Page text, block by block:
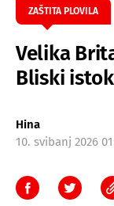
ZAŠTITA PLOVILA
Velika
Bliski
Hina
10. svibanj 2026